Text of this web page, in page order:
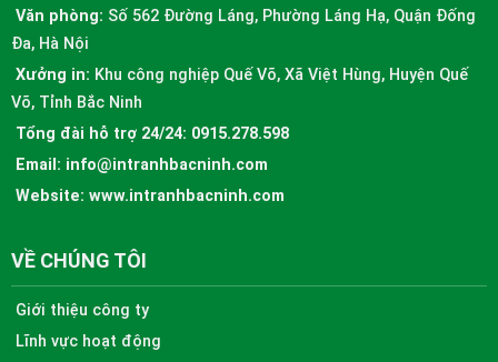
Văn phòng: Số 562 Đường Láng, Phường Láng Hạ, Quận Đống
Đa, Hà Nội
Xưởng in: Khu công nghiệp Quế Võ, Xã Việt Hùng, Huyện Quế
Võ, Tỉnh Bắc Ninh
Tổng đài hỗ trợ 24/24: 0915.278.598
Email: info@intranhbacninh.com
Website: www.intranhbacninh.com
VỀ CHÚNG TÔI
Giới thiệu công ty
Lĩnh vực hoạt động